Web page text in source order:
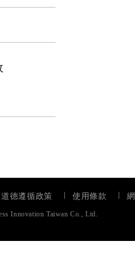
道德遵循政策 使用條款
Innovation Taiwan Co., Ltd.